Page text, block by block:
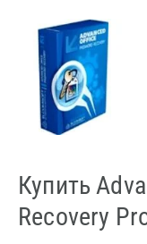
Купить
Recovery